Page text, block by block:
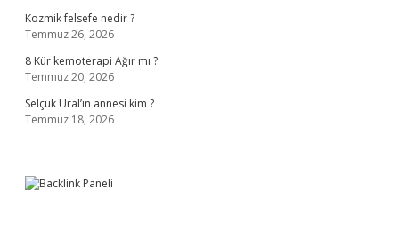
Kozmik felsefe nedir ?
Temmuz 26, 2026
8 Kür kemoterapi Ağır mı ?
Temmuz 20, 2026
Selçuk Ural’ın annesi kim ?
Temmuz 18, 2026